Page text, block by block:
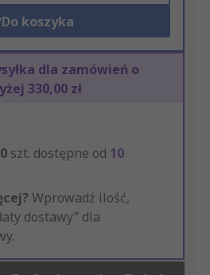
Do koszyka
dla zamówień o
330,00 zł
szt. dostępne od 10
Wprowadź ilość,
dostawy” dla